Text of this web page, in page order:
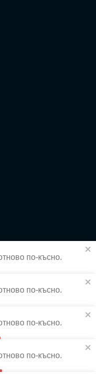
по-късно.
по-късно.
по-късно.
по-късно.